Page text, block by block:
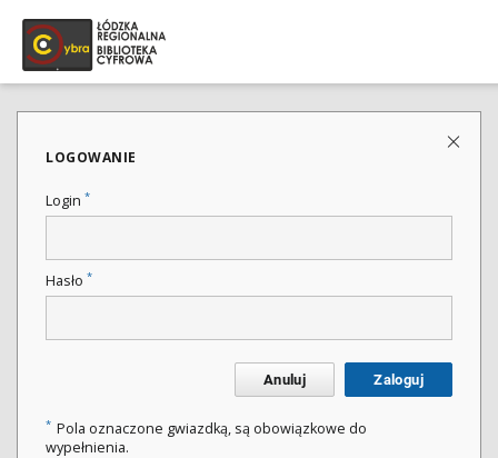
LOGOWANIE
Login *
Hasło *
Anuluj Zaloguj
* Pola oznaczone gwiazdką, są obowiązkowe do
wypełnienia.